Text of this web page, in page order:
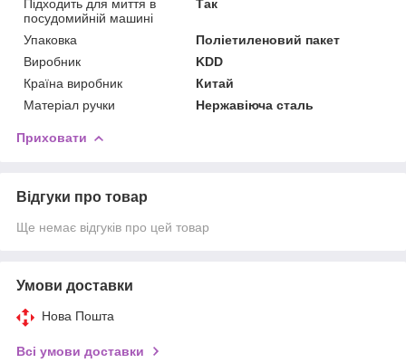
Підходить для миття в
посудомийній машині
Так
Упаковка
Поліетиленовий пакет
Виробник
KDD
Країна виробник
Китай
Матеріал ручки
Нержавіюча сталь
Приховати
Відгуки про товар
Ще немає відгуків про цей товар
Умови доставки
Нова Пошта
Всі умови доставки